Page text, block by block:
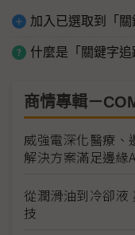
加入已選取到「關
什麼是「關鍵字追
商情專輯－
威強電深化醫療、
解決方案滿足邊緣
從潤滑油到冷卻液
技